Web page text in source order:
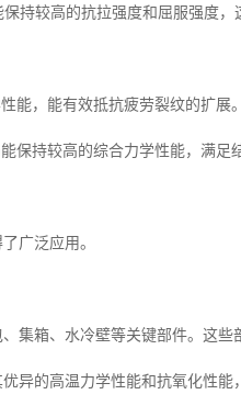
持较高的抗拉强度和屈服强度
能，能有效抵抗疲劳裂纹的扩展。
保持较高的综合力学性能，满足
广泛应用。
集箱、水冷壁等关键部件。这
异的高温力学性能和抗氧化性